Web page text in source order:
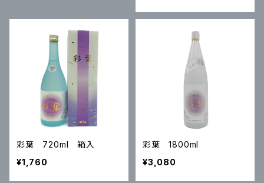
彩葉 720ml 箱入
¥1,760
彩葉 1800ml
¥3,080